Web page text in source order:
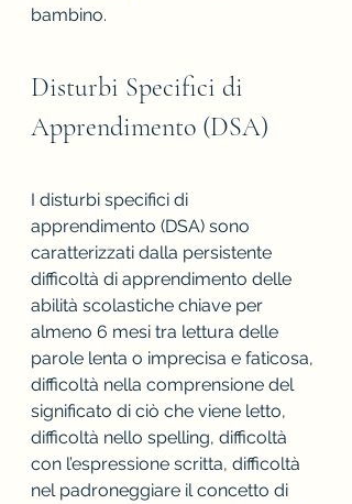
bambino.
Disturbi Specifici di
Apprendimento (DSA)
I disturbi specifici di
apprendimento (DSA) sono
caratterizzati dalla persistente
difficoltà di apprendimento delle
abilità scolastiche chiave per
almeno 6 mesi tra lettura delle
parole lenta o imprecisa e faticosa,
difficoltà nella comprensione del
significato di ciò che viene letto,
difficoltà nello spelling, difficoltà
con l’espressione scritta, difficoltà
nel padroneggiare il concetto di